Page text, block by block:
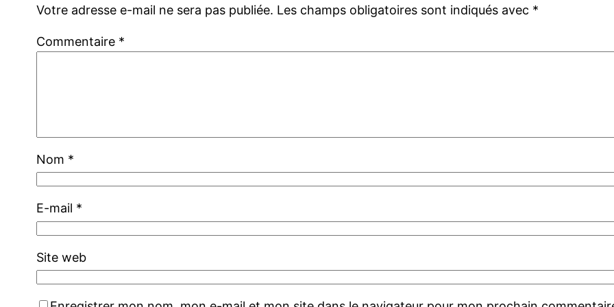
Votre adresse e-mail ne sera pas publiée. Les champs obligatoires sont indiqués avec *
Commentaire *
Nom *
E-mail *
Site web